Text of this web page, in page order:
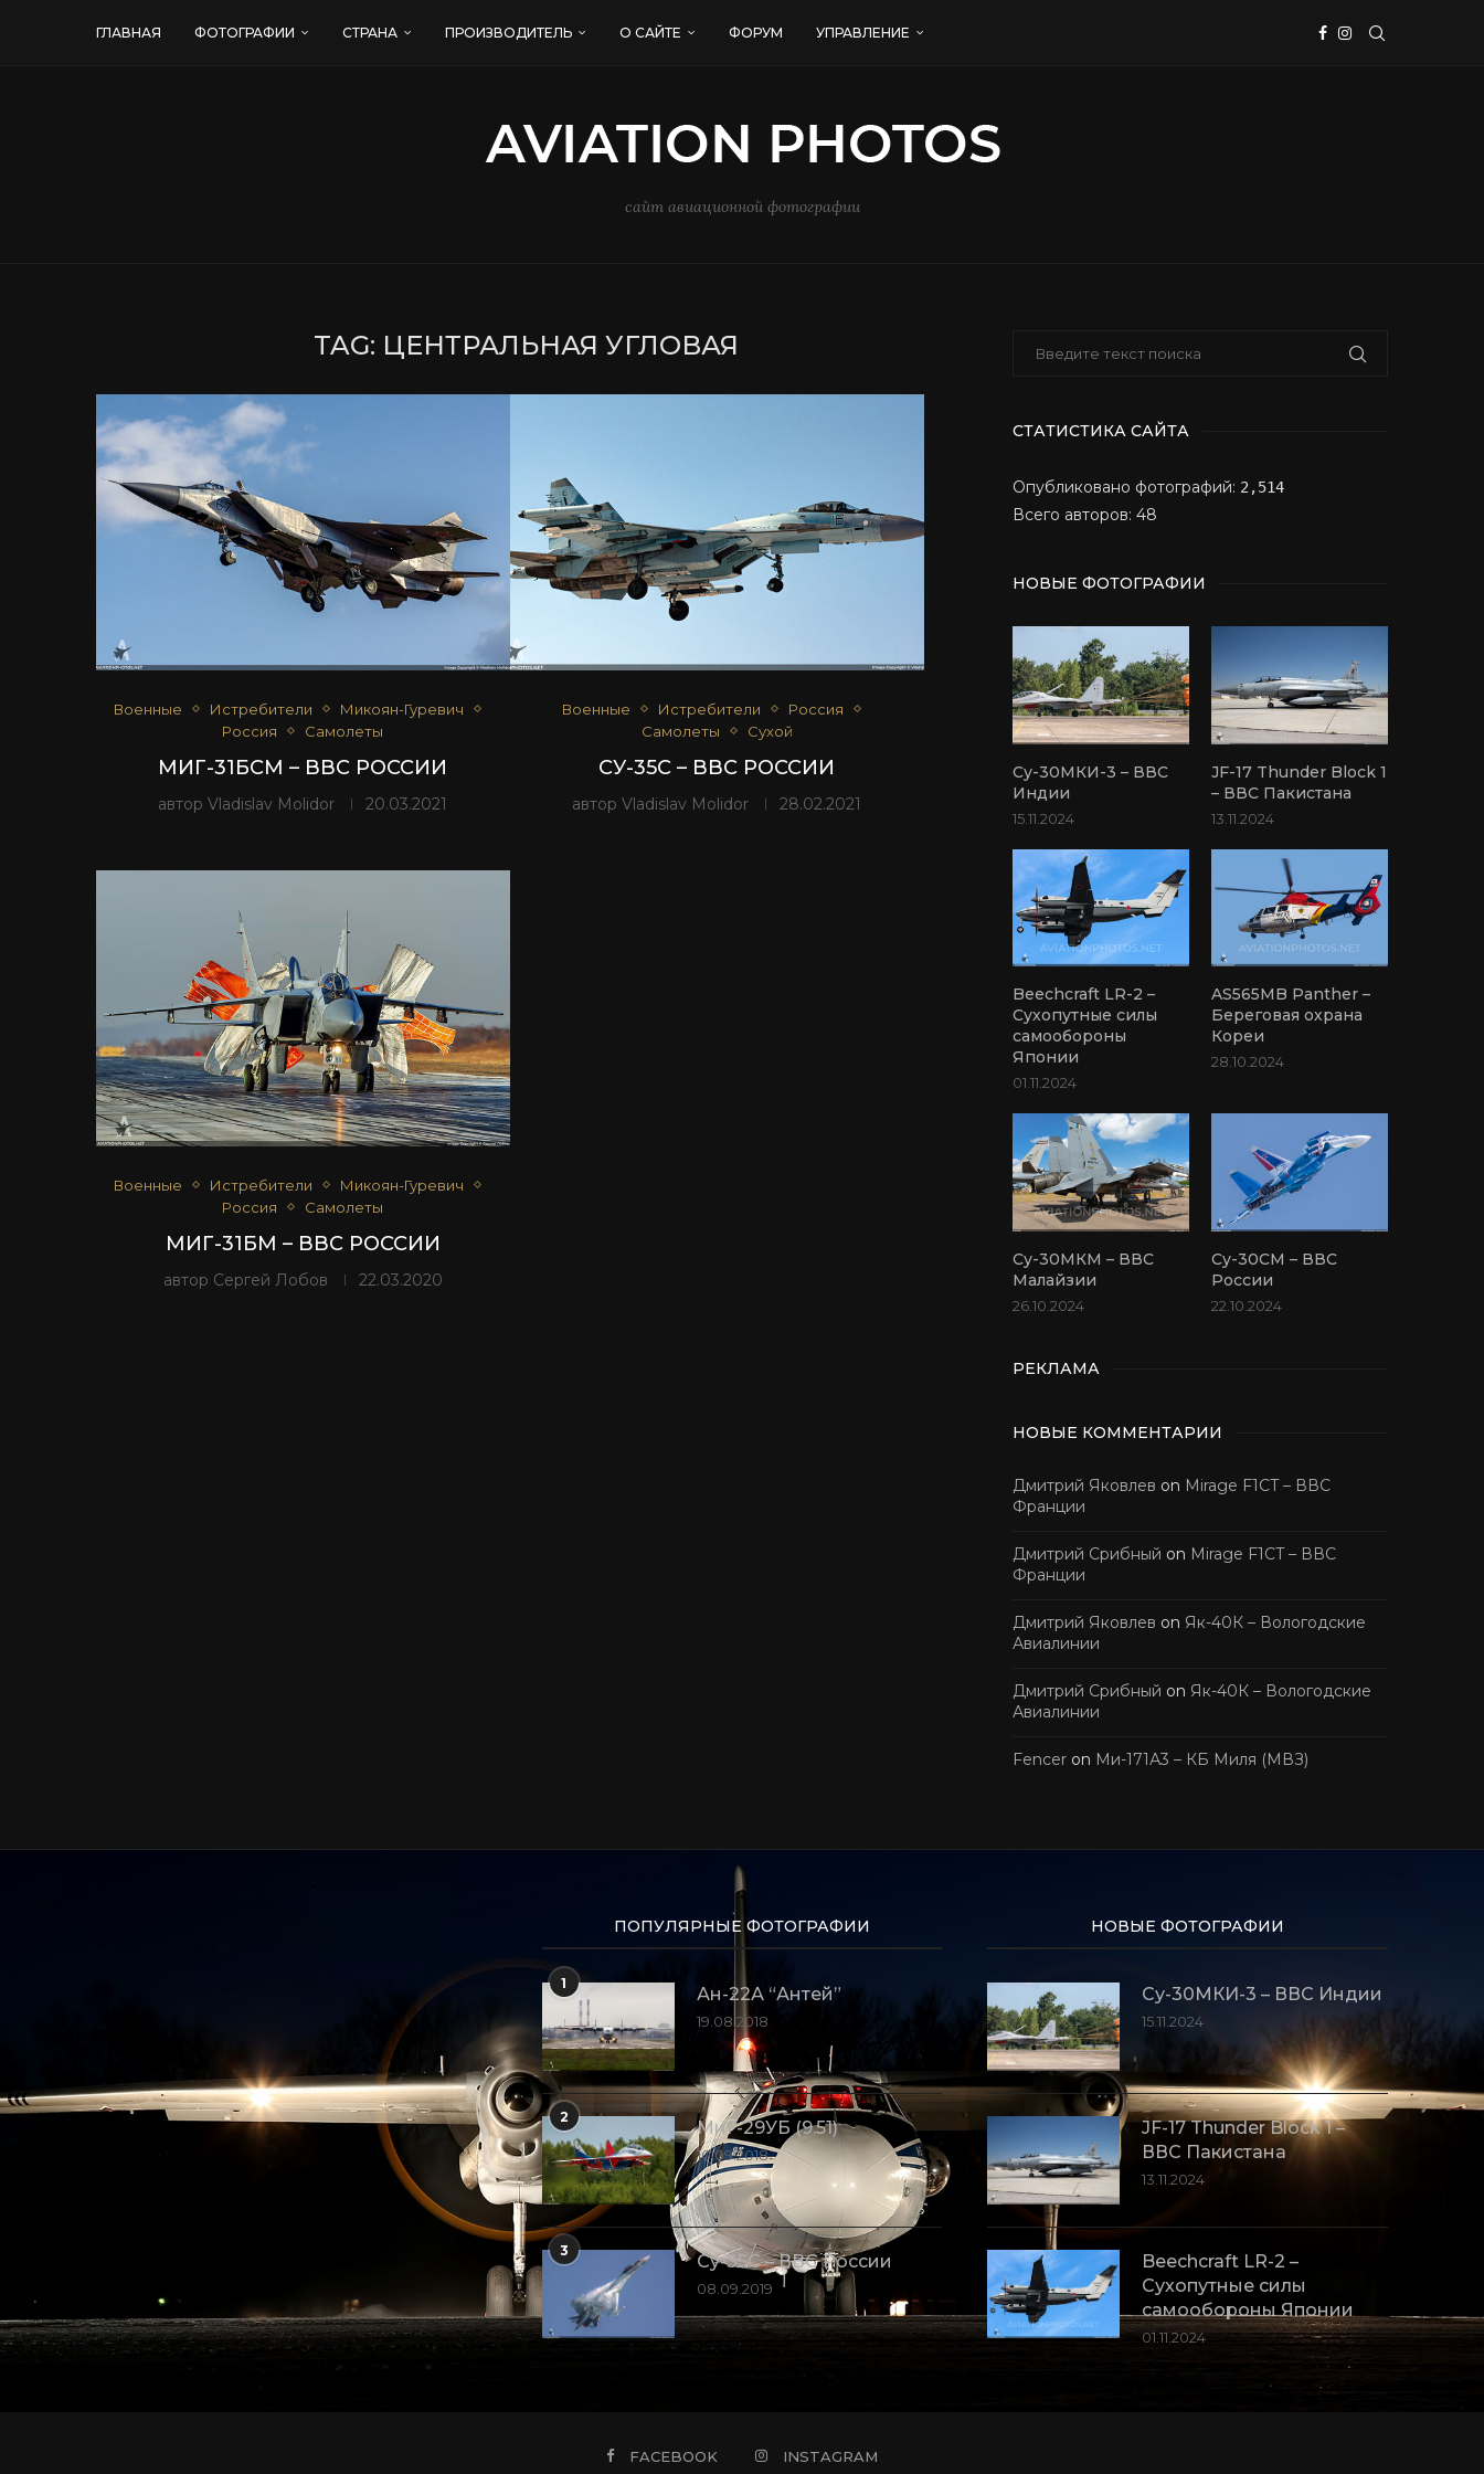
ГЛАВНАЯ ФОТОГРАФИИ СТРАНА ПРОИЗВОДИТЕЛЬ О САЙТЕ ФОРУМ УПРАВЛЕНИЕ
сайт авиационной фотографии
TAG: ЦЕНТРАЛЬНАЯ УГЛОВАЯ
Военные Истребители
Микоян-Гуревич
Россия
Самолеты
МИГ-31БCМ – ВВС РОССИИ
авторVladislav Molidor 20.03.2021
Военные Истребители
Россия
Самолеты
Сухой
СУ-35С – ВВС РОССИИ
авторVladislav Molidor 28.02.2021
Военные Истребители
Микоян-Гуревич
Россия
Самолеты
МИГ-31БМ – ВВС РОССИИ
автор Сергей Лобов 22.03.2020
СТАТИСТИКА САЙТА
Опубликовано фотографий: 2,514
Всего авторов: 48
НОВЫЕ ФОТОГРАФИИ
Су-30МКИ-3 – ВВС
Индии
15.11.2024
JF-17 Thunder Block 1
– ВВС Пакистана
13.11.2024
Beechcraft LR-2 –
Сухопутные силы
самообороны
Японии
01.11.2024
AS565MB Panther –
Береговая охрана
Кореи
28.10.2024
Су-30МКМ – ВВС
Малайзии
26.10.2024
Су-30СМ – ВВС
России
22.10.2024
РЕКЛАМА
НОВЫЕ КОММЕНТАРИИ
Дмитрий Яковлев on Mirage F1CT – ВВС
Франции
Дмитрий Срибный on Mirage F1CT – ВВС
Франции
Дмитрий Яковлев on Як-40К – Вологодские
Авиалинии
Дмитрий Срибный on Як-40К – Вологодские
Авиалинии
Fencer on Ми-171А3 – КБ Миля (МВЗ)
ПОПУЛЯРНЫЕ ФОТОГРАФИИ
1
Ан-22А “Антей”
19.08.2018
2
МиГ-29УБ (9.51)
10.09.2018
3
Су-35С – ВВС России
08.09.2019
НОВЫЕ ФОТОГРАФИИ
Су-30МКИ-3 – ВВС Индии
15.11.2024
JF-17 Thunder Block 1 –
ВВС Пакистана
13.11.2024
Beechcraft LR-2 –
Сухопутные силы
самообороны Японии
01.11.2024
FACEBOOK INSTAGRAM